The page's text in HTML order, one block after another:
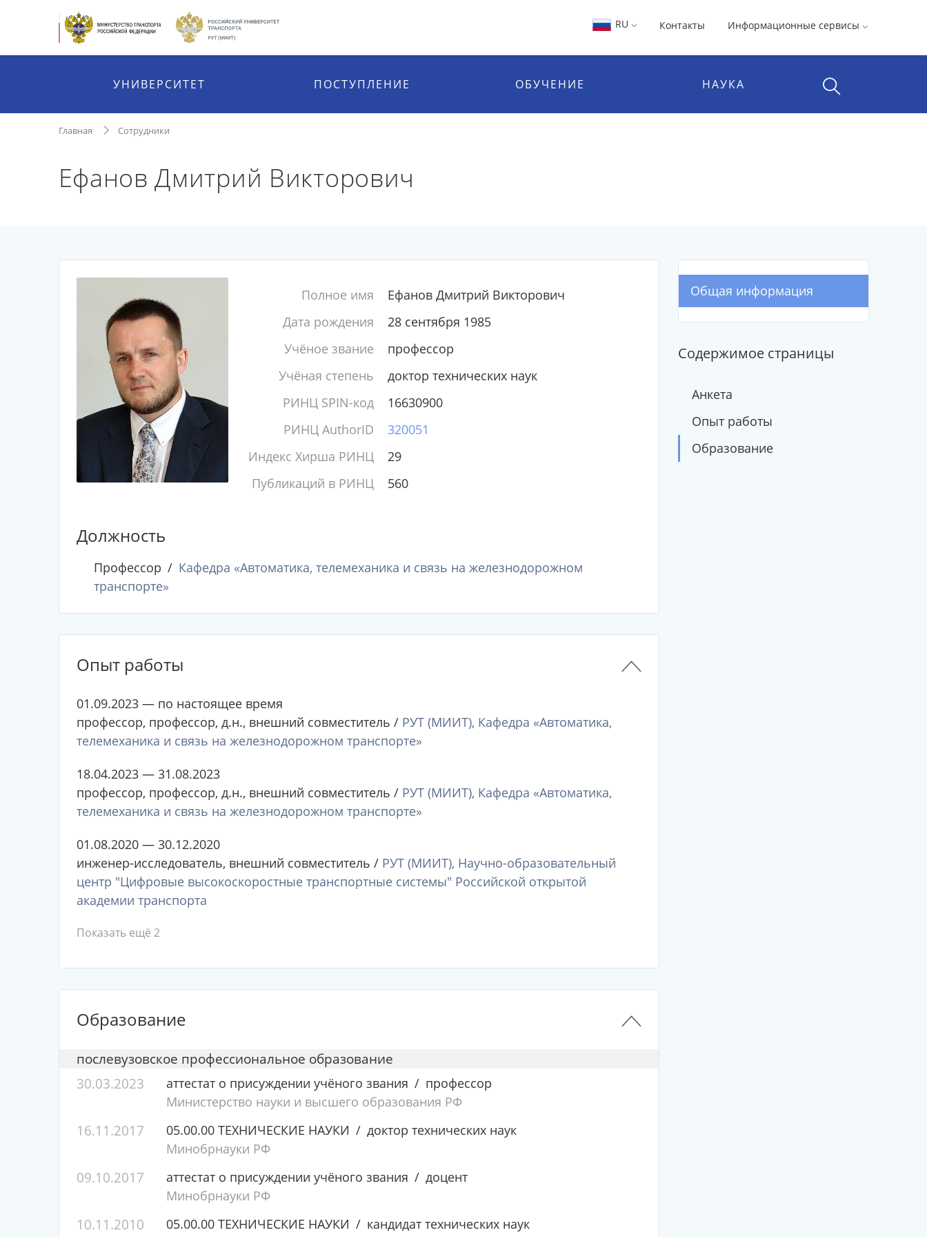
RU Контакты Информационные сервисы
УНИВЕРСИТЕТ ПОСТУПЛЕНИЕ ОБУЧЕНИЕ НАУКА
Главная Сотрудники
Ефанов Дмитрий Викторович
Полное имя
Ефанов Дмитрий Викторович
Дата рождения
28 сентября 1985
Учёное звание
профессор
Учёная степень
доктор технических наук
РИНЦ SPIN-код
16630900
РИНЦ AuthorID
320051
Индекс Хирша РИНЦ
29
Публикаций в РИНЦ
560
Должность
Профессор
Кафедра «Автоматика, телемеханика и связь на железнодорожном
транспорте»
Опыт работы
01.09.2023 — по настоящее время
профессор, профессор, д.н., внешний совместитель / РУТ (МИИТ), Кафедра «Автоматика,
телемеханика и связь на железнодорожном транспорте»
18.04.2023 — 31.08.2023
профессор, профессор, д.н., внешний совместитель / РУТ (МИИТ), Кафедра «Автоматика,
телемеханика и связь на железнодорожном транспорте»
01.08.2020 — 30.12.2020
инженер-исследователь, внешний совместитель / РУТ (МИИТ), Научно-образовательный
центр "Цифровые высокоскоростные транспортные системы" Российской открытой
академии транспорта
Показать ещё 2
Образование
послевузовское профессиональное образование
30.03.2023
аттестат о присуждении учёного звания
профессор
Министерство науки и высшего образования РФ
16.11.2017 05.00.00 ТЕХНИЧЕСКИЕ НАУКИ
доктор технических наук
Минобрнауки РФ
09.10.2017 аттестат о присуждении учёного звания
доцент
Минобрнауки РФ
10.11.2010 05.00.00 ТЕХНИЧЕСКИЕ НАУКИ
кандидат технических наук
Общая информация
Содержимое страницы
Анкета
Опыт работы
Образование